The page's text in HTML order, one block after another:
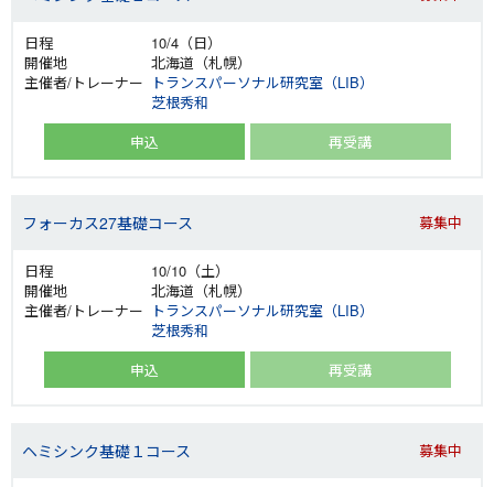
10/4（日）
北海道（札幌）
トランスパーソナル研究室（LIB）
芝根秀和
申込
再受講
フォーカス27基礎コース 募集中
10/10（土）
北海道（札幌）
トランスパーソナル研究室（LIB）
芝根秀和
申込
再受講
ヘミシンク基礎１コース 募集中